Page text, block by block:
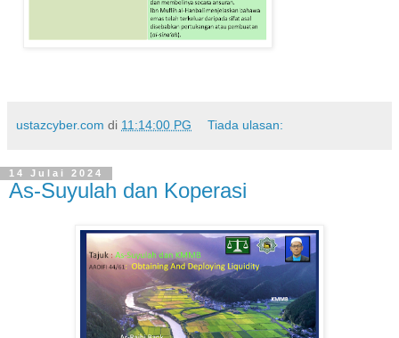
ustazcyber.com di 11:14:00 PG Tiada ulasan:
14 Julai 2024
As-Suyulah dan Koperasi